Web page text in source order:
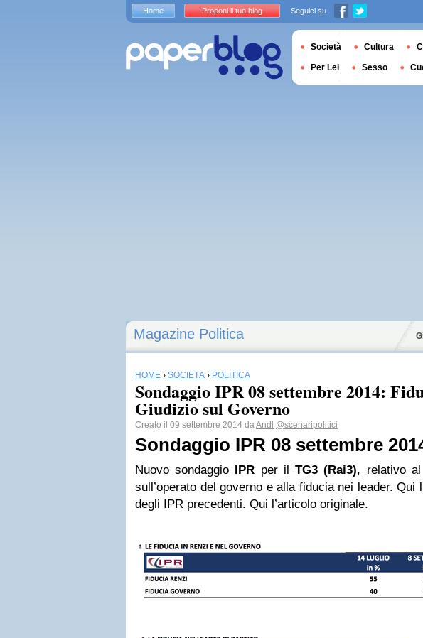
Magazine Politica
HOME › SOCIETÀ › POLITICA
Sondaggio IPR 08 settembre 2014:
Giudizio sul Governo
Creato il 09 settembre 2014 daAndl @scenaripolitici
Sondaggio IPR 08 settembre
Nuovo sondaggio IPR per ilTG3 (Rai3), relativo
sull’operato del governo e alla fiducia nei leader.Qui
degli IPR precedenti. Qui l’articolo originale.
Home Proponi il tuo blog Seguici su
Società Cultura
Per Lei Sesso